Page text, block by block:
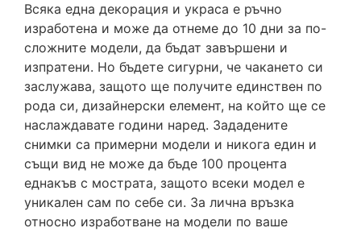
Всяка една декорация и украса е ръчно
изработена и може да отнеме до 10 дни за по-
сложните модели, да бъдат завършени и
изпратени. Но бъдете сигурни, че чакането си
заслужава, защото ще получите единствен по
рода си, дизайнерски елемент, на който ще се
наслаждавате години наред. Зададените
снимки са примерни модели и никога един и
същи вид не може да бъде 100 процента
еднакъв с мострата, защото всеки модел е
уникален сам по себе си. За лична връзка
относно изработване на модели по ваше